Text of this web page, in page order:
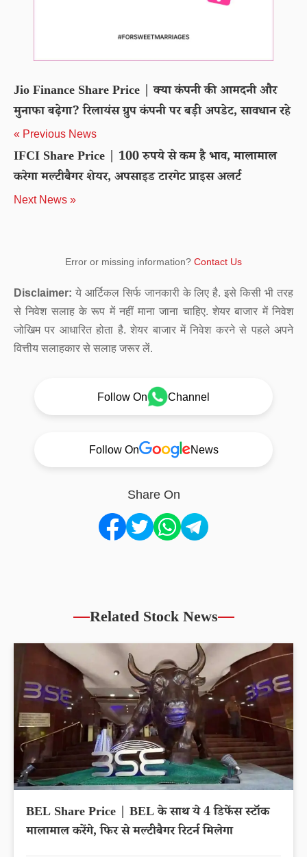
Jio Finance Share Price | क्या कंपनी की आमदनी और
मुनाफा बढ़ेगा? रिलायंस ग्रुप कंपनी पर बड़ी अपडेट, सावधान रहे
« Previous News
IFCI Share Price | 100 रुपये से कम है भाव, मालामाल
करेगा मल्टीबैगर शेयर, अपसाइड टारगेट प्राइस अलर्ट
Next News »
Error or missing information? Contact Us
Disclaimer: ये आर्टिकल सिर्फ जानकारी के लिए है. इसे किसी भी तरह
से निवेश सलाह के रूप में नहीं माना जाना चाहिए. शेयर बाजार में निवेश
जोखिम पर आधारित होता है. शेयर बाजार में निवेश करने से पहले अपने
वित्तीय सलाहकार से सलाह जरूर लें.
Follow On Channel
Follow On News
Share On
Related Stock News
BEL Share Price | BEL के साथ ये 4 डिफेंस स्टॉक
मालामाल करेंगे, फिर से मल्टीबैगर रिटर्न मिलेगा